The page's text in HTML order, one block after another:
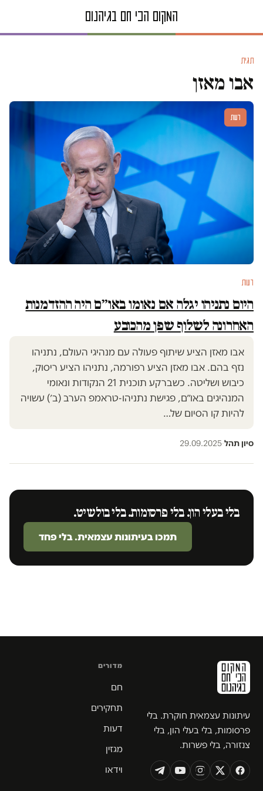
תגית
אבו מאזן
דעות
דעות
היום נתניהו יגלה אם נאומו באו״ם היה ההזדמנות
האחרונה לשלוף שפן מהכובע
אבו מאזן הציע שיתוף פעולה עם מנהיגי העולם, נתניהו
נזף בהם. אבו מאזן הציע רפורמה, נתניהו הציע ריסוק,
כיבוש ושליטה. כשברקע תוכנית 21 הנקודות ונאומי
המנהיגים באו״ם, פגישת נתניהו-טראמפ הערב (ב׳) עשויה
להיות קו הסיום של…
סיון תהל·
29.09.2025
בלי בעלי הון. בלי פרסומות. בלי בולשיט.
תמכו בעיתונות עצמאית. בלי פחד
עיתונות עצמאית חוקרת. בלי
פרסומות, בלי בעלי הון, בלי
צנזורה, בלי פשרות.
מדורים
חם
תחקירים
דעות
מגזין
וידאו